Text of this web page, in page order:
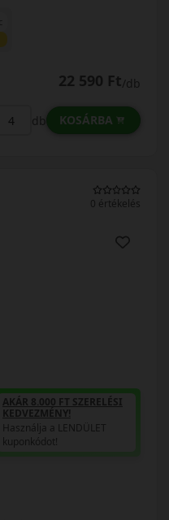
22 590 Ft/db
db KOSÁRBA
0 értékelés
AKÁR 8.000 FT SZERELÉSI
KEDVEZMÉNY!
Használja a LENDÜLET
kuponkódot!